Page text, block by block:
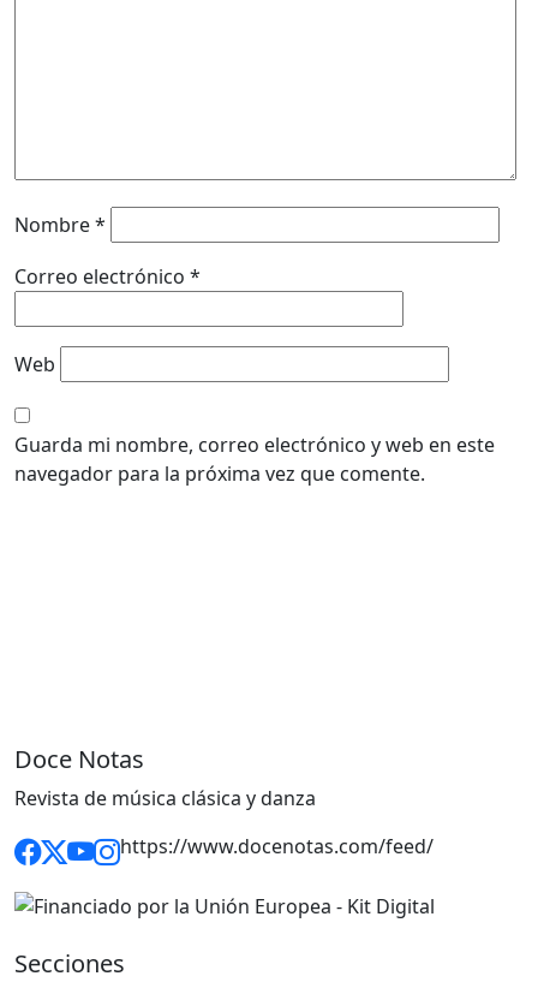
Nombre*
Correo electrónico *
Web
Guarda mi nombre, correo electrónico y web en este
navegador para la próxima vez que comente.
Doce Notas
Revista de música clásica y danza
https://www.docenotas.com/feed/
Secciones